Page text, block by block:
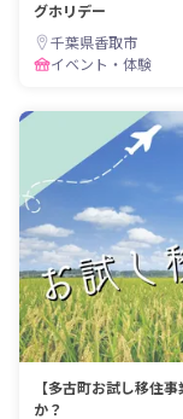
グホリデー
千葉県香取市
イベント・体験
【多古町お試し移住
か？